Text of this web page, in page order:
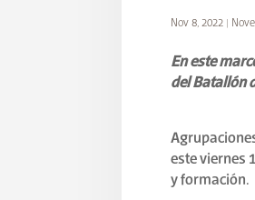
Nov 8, 2022 |
En este
del Batallón
este viernes
y formación.